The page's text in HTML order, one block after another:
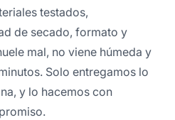
testados,
de secado, formato y
mal, no viene húmeda y
Solo entregamos lo
y lo hacemos con